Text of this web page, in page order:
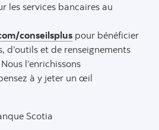
les services bancaires au
conseilsplus pour bénéficier
d’outils et de renseignements
l’enrichissons
à y jeter un œil
Scotia